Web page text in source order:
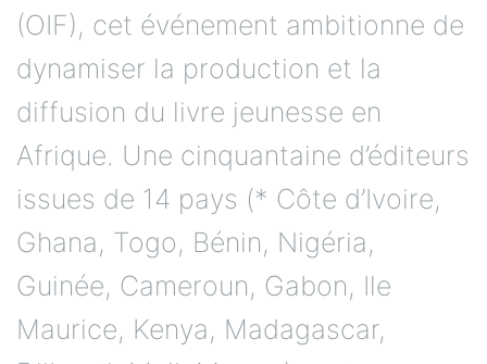
(OIF), cet événement ambitionne de
dynamiser la production et la
diffusion du livre jeunesse en
Afrique. Une cinquantaine d’éditeurs
issues de 14 pays (* Côte d’Ivoire,
Ghana, Togo, Bénin, Nigéria,
Guinée, Cameroun, Gabon, Ile
Maurice, Kenya, Madagascar,